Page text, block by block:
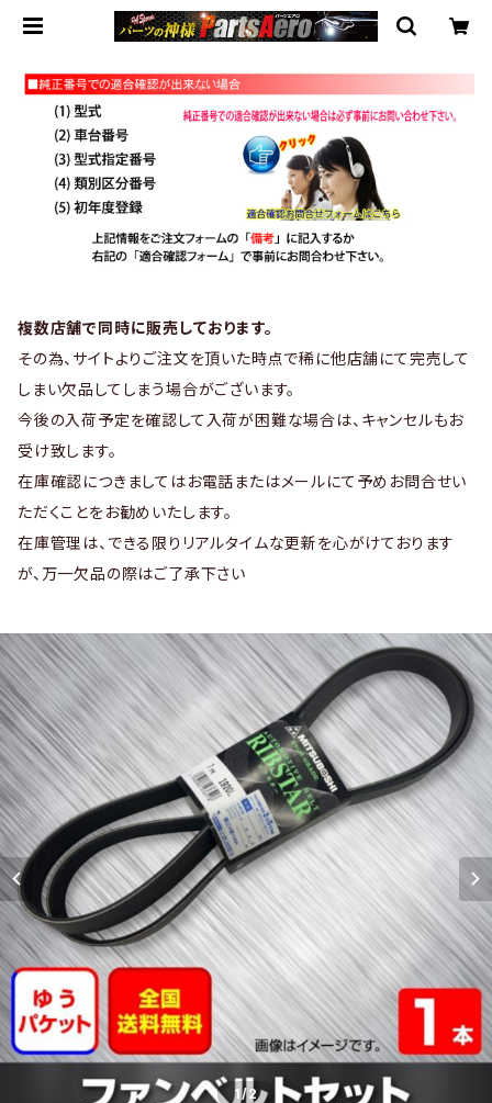
複数店舗で同時に販売しております。
その為、サイトよりご注文を頂いた時点で稀に他店舗にて完売して
しまい欠品してしまう場合がございます。
今後の入荷予定を確認して入荷が困難な場合は、キャンセルもお
受け致します。
在庫確認につきましてはお電話またはメールにて予めお問合せい
ただくことをお勧めいたします。
在庫管理は、できる限りリアルタイムな更新を心がけております
が、万一欠品の際はご了承下さい
1/2